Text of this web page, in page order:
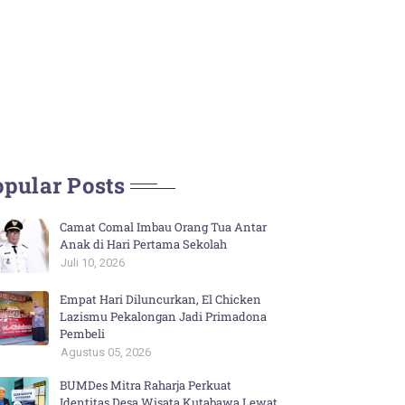
Posts
Camat Comal Imbau Orang Tua Antar
Anak di Hari Pertama Sekolah
Juli 10, 2026
Empat Hari Diluncurkan, El Chicken
Lazismu Pekalongan Jadi Primadona
Pembeli
Agustus 05, 2026
BUMDes Mitra Raharja Perkuat